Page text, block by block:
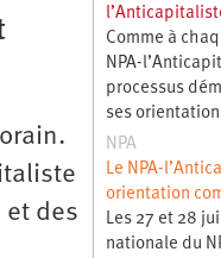
et des
Comme à
NPA-
processus
ses
NPA
Le NPA-
orientation
Les 27 et 28
nationale du